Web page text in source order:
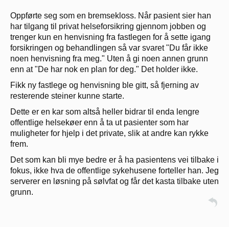
Oppførte seg som en bremsekloss. Når pasient sier han
har tilgang til privat helseforsikring gjennom jobben og
trenger kun en henvisning fra fastlegen for å sette igang
forsikringen og behandlingen så var svaret "Du får ikke
noen henvisning fra meg." Uten å gi noen annen grunn
enn at "De har nok en plan for deg." Det holder ikke.
Fikk ny fastlege og henvisning ble gitt, så fjerning av
resterende steiner kunne starte.
Dette er en kar som altså heller bidrar til enda lengre
offentlige helsekøer enn å ta ut pasienter som har
muligheter for hjelp i det private, slik at andre kan rykke
frem.
Det som kan bli mye bedre er å ha pasientens vei tilbake i
fokus, ikke hva de offentlige sykehusene forteller han. Jeg
serverer en løsning på sølvfat og får det kasta tilbake uten
grunn.